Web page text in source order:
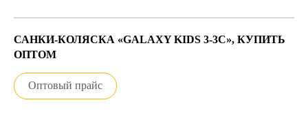
САНКИ-КОЛЯСКА «GALAXY KIDS 3-3С», КУПИТЬ
ОПТОМ
Оптовый прайс